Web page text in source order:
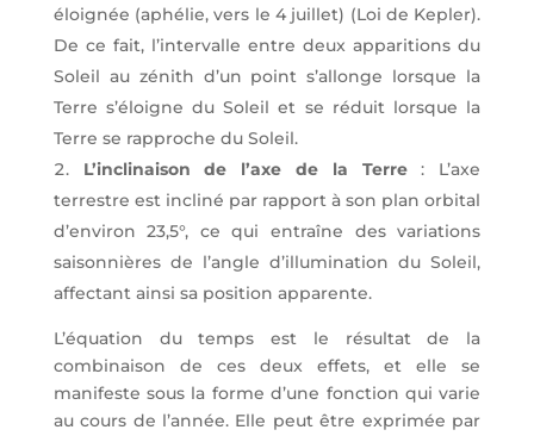
éloignée (aphélie, vers le 4 juillet) (Loi de Kepler).
De ce fait, l’intervalle entre deux apparitions du
Soleil au zénith d’un point s’allonge lorsque la
Terre s’éloigne du Soleil et se réduit lorsque la
Terre se rapproche du Soleil.
L’inclinaison de l’axe de la Terre
: L’axe
terrestre est incliné par rapport à son plan orbital
d’environ 23,5°, ce qui entraîne des variations
saisonnières de l’angle d’illumination du Soleil,
affectant ainsi sa position apparente.
L’équation du temps est le résultat de la
combinaison de ces deux effets, et elle se
manifeste sous la forme d’une fonction qui varie
au cours de l’année. Elle peut être exprimée par